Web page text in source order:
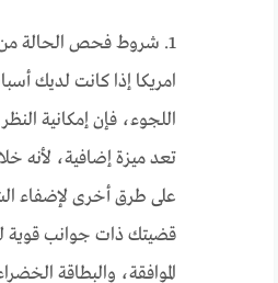
1. شروط فحص الحالة
امريكا إذا كانت لديك
تعد ميزة إضافية، لأنه
على طرق أخرى لإضفاء
قضيتك ذات جوانب قوية
الموافقة، والبطاقة